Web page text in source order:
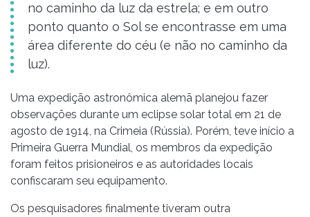
no caminho da luz da estrela; e em outro
ponto quanto o Sol se encontrasse em uma
área diferente do céu (e não no caminho da
luz).
Uma expedição astronômica alemã planejou fazer
observações durante um eclipse solar total em 21 de
agosto de 1914, na Crimeia (Rússia). Porém, teve início a
Primeira Guerra Mundial, os membros da expedição
foram feitos prisioneiros e as autoridades locais
confiscaram seu equipamento.
Os pesquisadores finalmente tiveram outra